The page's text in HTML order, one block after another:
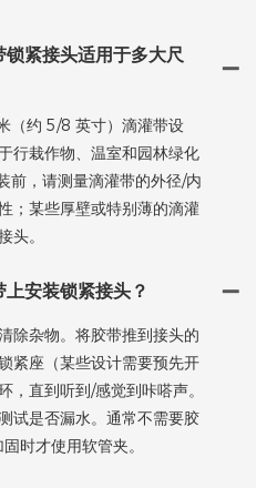
紧接头适用于多大尺
（约 5/8 英寸）滴灌带设
行栽作物、温室和园林绿化
前，请测量滴灌带的外径/内
；某些厚壁或特别薄的滴灌
头。
安装锁紧接头？
除杂物。将胶带推到接头的
紧座（某些设计需要预先开
，直到听到/感觉到咔嗒声。
试是否漏水。通常不需要胶
时才使用软管夹。